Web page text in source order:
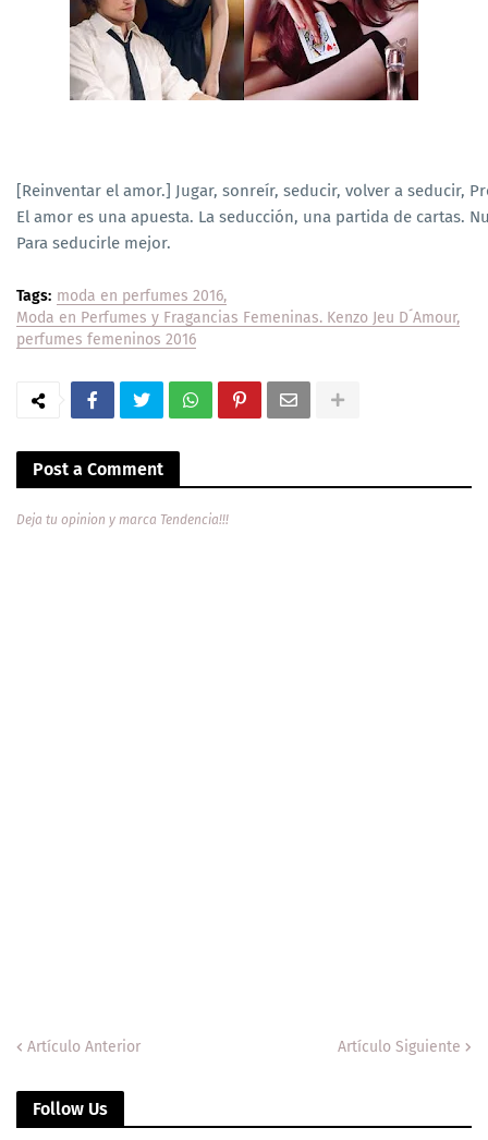
[Reinventar el amor.] Jugar, sonreír, seducir, volver a seducir,
El amor es una apuesta. La seducción, una partida de cartas.
Para seducirle mejor.
Tags: moda en perfumes 2016
Moda en Perfumes y Fragancias Femeninas. Kenzo Jeu D´Amour
perfumes femeninos 2016
Post a Comment
Deja tu opinion y marca Tendencia!!!
Artículo Anterior Artículo Siguiente
Follow Us